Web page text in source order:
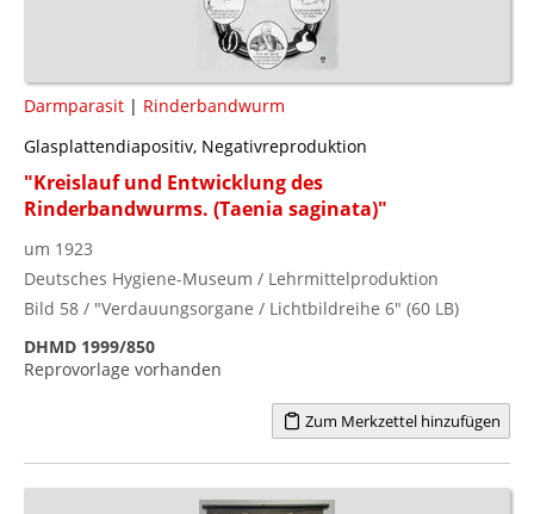
Darmparasit | Rinderbandwurm
Glasplattendiapositiv, Negativreproduktion
"Kreislauf und Entwicklung des
Rinderbandwurms. (Taenia saginata)"
um 1923
Deutsches Hygiene-Museum / Lehrmittelproduktion
Bild 58 / "Verdauungsorgane / Lichtbildreihe 6" (60 LB)
DHMD 1999/850
Reprovorlage vorhanden
Zum Merkzettel hinzufügen